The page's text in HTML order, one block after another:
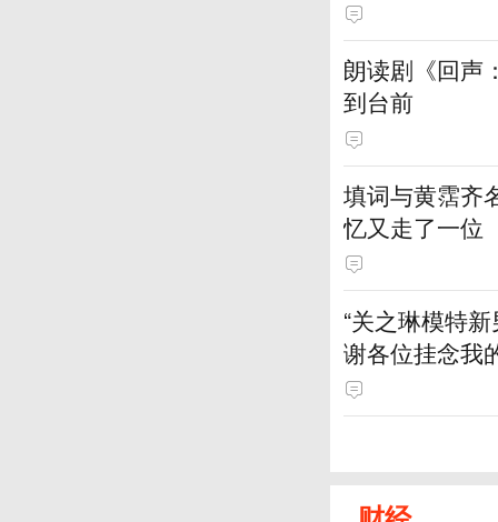
朗读剧《回声
到台前
填词与黄霑齐
忆又走了一位
“关之琳模特
谢各位挂念我